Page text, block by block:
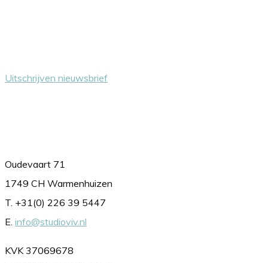
Uitschrijven nieuwsbrief
Oudevaart 71
1749 CH Warmenhuizen
T. +31(0) 226 39 5447
E. info@studioviv.nl
KVK 37069678